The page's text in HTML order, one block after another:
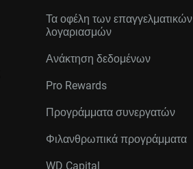
Τα οφέλη των επαγγελματικών
λογαριασμών
Ανάκτηση δεδομένων
Pro Rewards
Προγράμματα συνεργατών
Φιλανθρωπικά προγράμματα
WD Capital